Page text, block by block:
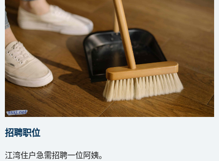
招聘职位
江湾住户急需招聘一位阿姨。